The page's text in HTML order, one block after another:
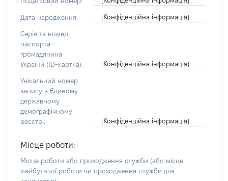
Дата народження: [Конфіденційна інформація]
Серія та номер
паспорта
громадянина
України (ID-картка):
[Конфіденційна інформація]
Унікальний номер
запису в Єдиному
державному
демографічному
реєстрі:
[Конфіденційна інформація]
Місце роботи:
Місце роботи або проходження служби (або місце
майбутньої роботи чи проходження служби для